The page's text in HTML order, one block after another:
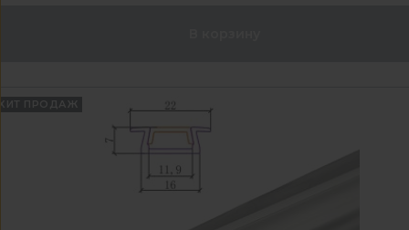
ПРОДАЖ